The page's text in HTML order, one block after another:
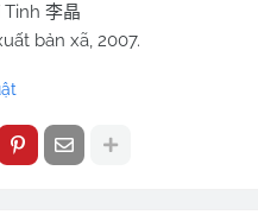
Tinh 李晶
bản xã, 2007.